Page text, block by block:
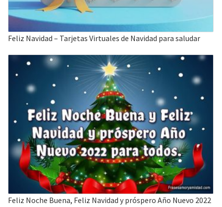
Feliz Navidad – Tarjetas Virtuales de Navidad para saludar
Feliz Noche Buena, Feliz Navidad y próspero Año Nuevo 2022